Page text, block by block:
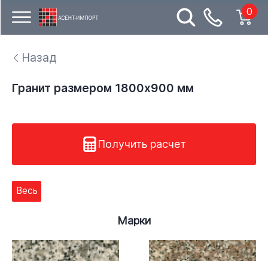
0
Назад
Гранит размером 1800x900 мм
Получить расчет
Весь
Марки